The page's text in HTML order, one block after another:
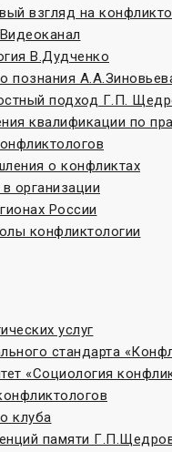
взгляд на
В.Дудченко
познания
подход Г.П.
квалификации по
о конфликтах
организации
России
конфликтологии
услуг
стандарта
«Социoлогия
клуба
памяти